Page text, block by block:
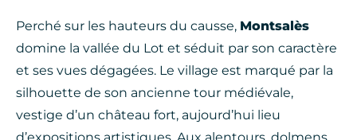
Perché sur les hauteurs du causse, Montsalès
domine la vallée du Lot et séduit par son caractère
et ses vues dégagées. Le village est marqué par la
silhouette de son ancienne tour médiévale,
vestige d’un château fort, aujourd’hui lieu